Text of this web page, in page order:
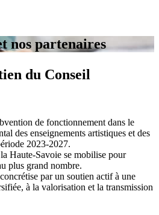
nos partenaires
du Conseil
de fonctionnement dans le
des enseignements artistiques et des
2023-2027.
Haute-Savoie se mobilise pour
plus grand nombre.
par un soutien actif à une
à la valorisation et la transmission